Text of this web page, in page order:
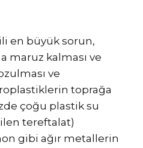
en büyük sorun,
maruz kalması ve
ve
toprağa
çoğu plastik su
tereftalat)
gibi ağır metallerin